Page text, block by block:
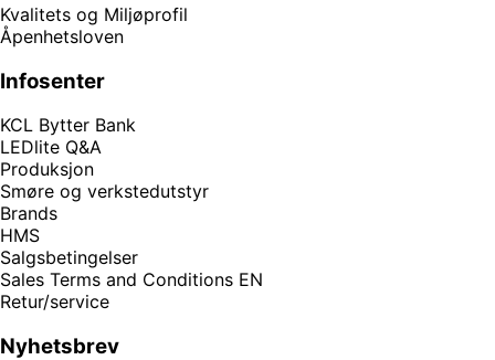
Kvalitets og Miljøprofil
Åpenhetsloven
Infosenter
KCL Bytter Bank
LEDlite Q&A
Produksjon
Smøre og verkstedutstyr
Brands
HMS
Salgsbetingelser
Sales Terms and Conditions EN
Retur/service
Nyhetsbrev